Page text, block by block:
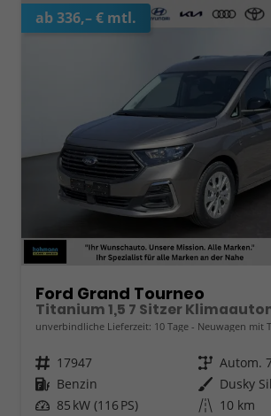
ab 336,– € mtl.
Ford Grand Tourneo
unverbindliche Lieferzeit: 10 Tage Neuwagen mit
Fahrzeugnr. 17947 Getriebe Autom.
Kraftstoff Benzin Außenfarbe Dusky
Leistung 85 kW (116 PS) Kilometerstand 10 km